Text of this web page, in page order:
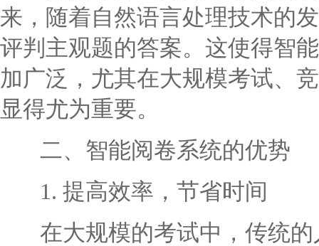
来，随着自然语言处理技术的
评判主观题的答案。这使得智
加广泛，尤其在大规模考试、
显得尤为重要。
二、智能阅卷系统的优势
1. 提高效率，节省时间
在大规模的考试中，传统的